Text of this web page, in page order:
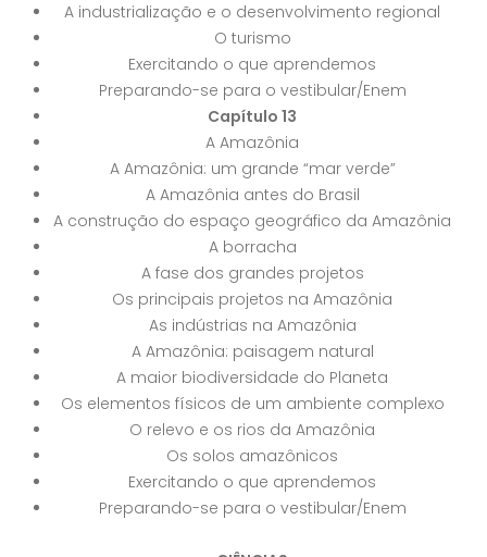
A industrialização e o desenvolvimento regional
O turismo
Exercitando o que aprendemos
Preparando-se para o vestibular/Enem
Capítulo 13
A Amazônia
A Amazônia: um grande “mar verde”
A Amazônia antes do Brasil
A construção do espaço geográfico da Amazônia
A borracha
A fase dos grandes projetos
Os principais projetos na Amazônia
As indústrias na Amazônia
A Amazônia: paisagem natural
A maior biodiversidade do Planeta
Os elementos físicos de um ambiente complexo
O relevo e os rios da Amazônia
Os solos amazônicos
Exercitando o que aprendemos
Preparando-se para o vestibular/Enem